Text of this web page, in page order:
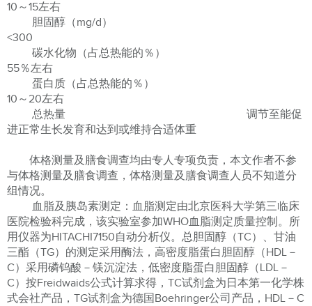
10～15左右
胆固醇（mg/d）
<300
碳水化物（占总热能的％）
55％左右
蛋白质（占总热能的％）
10～20左右
总热量 调节至能促
进正常生长发育和达到或维持合适体重
体格测量及膳食调查均由专人专项负责，本文作者不参
与体格测量及膳食调查，体格测量及膳食调查人员不知道分
组情况。
血脂及胰岛素测定：血脂测定由北京医科大学第三临床
医院检验科完成，该实验室参加WHO血脂测定质量控制。所
用仪器为HITACHI7150自动分析仪。总胆固醇（TC）、甘油
三酯（TG）的测定采用酶法，高密度脂蛋白胆固醇（HDL－
C）采用磷钨酸－镁沉淀法，低密度脂蛋白胆固醇（LDL－
C）按Freidwaids公式计算求得，TC试剂盒为日本第一化学株
式会社产品，TG试剂盒为德国Boehringer公司产品，HDL－C